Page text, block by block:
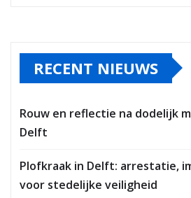
RECENT NIEUWS
Rouw en reflectie na dodelijk
Delft
Plofkraak in Delft: arrestatie,
voor stedelijke veiligheid